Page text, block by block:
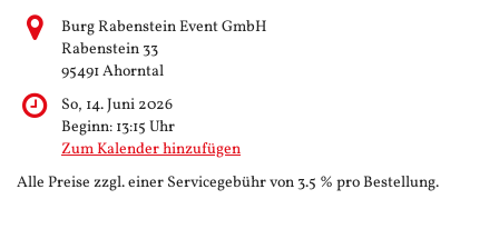
Burg Rabenstein Event GmbH
Rabenstein 33
95491 Ahorntal
So, 14. Juni 2026
Beginn: 13:15 Uhr
Zum Kalender hinzufügen
Alle Preise zzgl. einer Servicegebühr von 3.5 % pro Bestellung.